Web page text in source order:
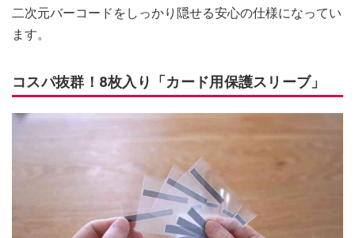
二次元バーコードをしっかり隠せる安心の仕様になってい
ます。
コスパ抜群！8枚入り「カード用保護スリーブ」